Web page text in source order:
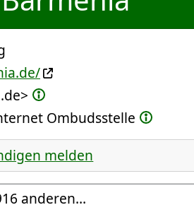
Ombudsstelle
melden